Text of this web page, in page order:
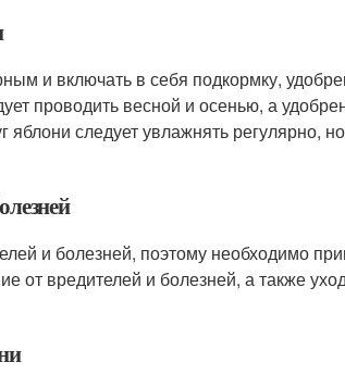
и включать в себя подкормку,
проводить весной и осенью, а
яблони следует увлажнять регулярно,
и болезней, поэтому необходимо
от вредителей и болезней, а также